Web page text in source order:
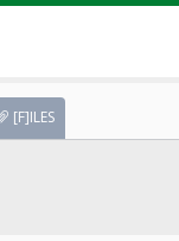
[F]ILES